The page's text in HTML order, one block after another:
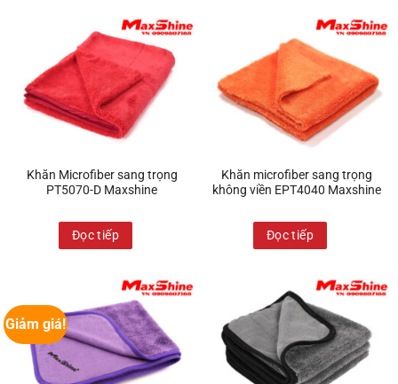
Khăn Microfiber sang trọng
PT5070-D Maxshine
Đọc tiếp
Khăn microfiber sang trọng
không viền EPT4040 Maxshine
Đọc tiếp
Giảm giá!